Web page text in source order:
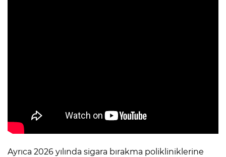
Ayrıca 2026 yılında sigara bırakma polikliniklerine